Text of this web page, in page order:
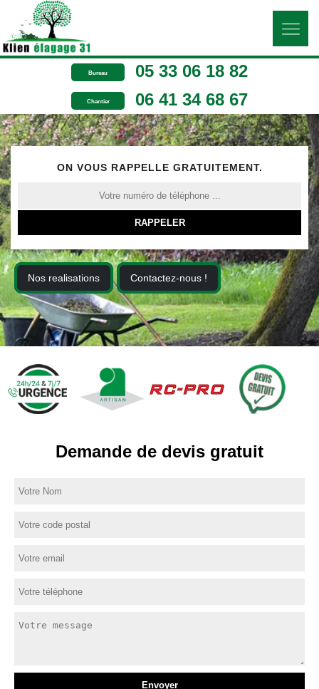
Bureau 05 33 06 18 82
Chantier 06 41 34 68 67
ON VOUS RAPPELLE GRATUITEMENT.
Nos realisations Contactez-nous !
Demande de devis gratuit